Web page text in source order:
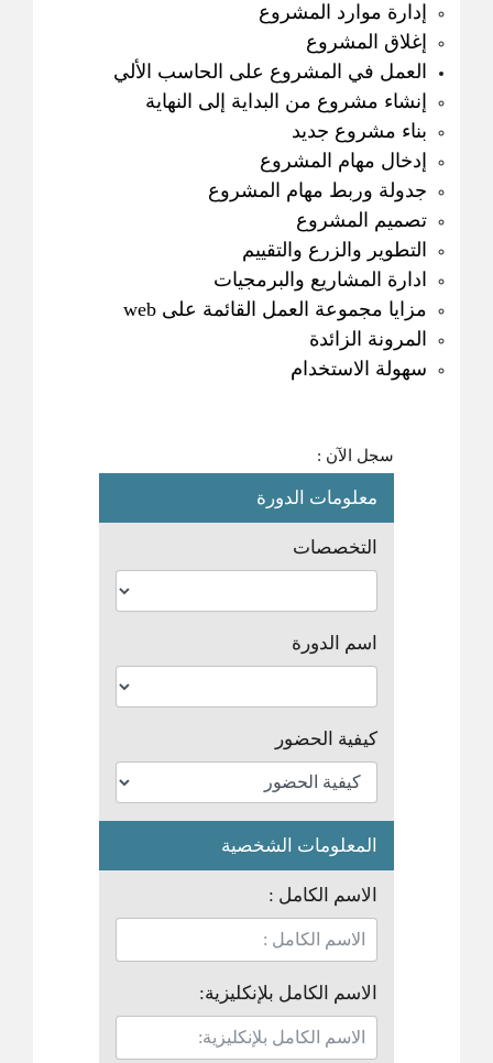
إدارة موارد المشروع
إغلاق المشروع
العمل في المشروع على الحاسب الألي
إنشاء مشروع من البداية إلى النهاية
بناء مشروع جديد
إدخال مهام المشروع
جدولة وربط مهام المشروع
تصميم المشروع
التطوير والزرع والتقييم
ادارة المشاريع والبرمجيات
مزايا مجموعة العمل القائمة على web
المرونة الزائدة
سهولة الاستخدام
سجل الآن :
معلومات الدورة
التخصصات
اسم الدورة
كيفية الحضور
المعلومات الشخصية
الاسم الكامل :
الاسم الكامل بلإنكليزية: